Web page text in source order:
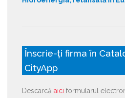
Înscrie-ți firma în
CityApp
Descarcă aici formularul